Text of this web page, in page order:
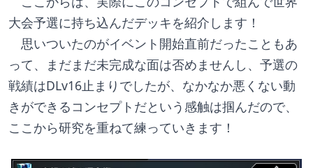
大会予選に持ち込んだデッキを紹介します！
思いついたのがイベント開始直前だったこともあ
って、まだまだ未完成な面は否めませんし、予選の
戦績はDLv16止まりでしたが、なかなか悪くない動
きができるコンセプトだという感触は掴んだので、
ここから研究を重ねて練っていきます！